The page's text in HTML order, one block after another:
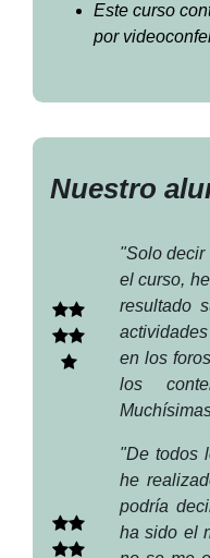
Este curso
por
Nuestro
"Solo decir
el curso,
resultado
en los
los
"De todos
he
podría
ha sido el